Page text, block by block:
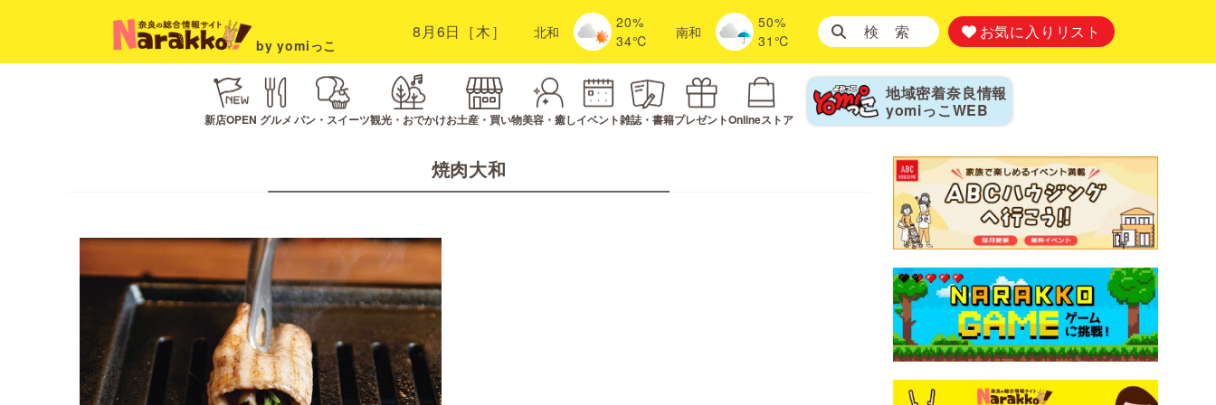
by yomiっこ
8月6日［木］ 北和
20%
34℃
南和
50%
31℃
検 索 お気に入りリスト
新店OPEN グルメ パン・スイーツ観光・おでかけお土産・買い物美容・癒しイベント雑誌・書籍プレゼントOnlineストア
地域密着奈良情報
yomiっこ WEB
焼肉大和